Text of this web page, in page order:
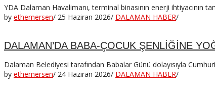
YDA Dalaman Havalimanı, terminal binasının enerji ihtiyacının
by ethemersen/ 25 Haziran 2026/ DALAMAN HABER/
DALAMAN’DA BABA-ÇOCUK ŞENLİĞİNE
Dalaman Belediyesi tarafından Babalar Günü dolayısıyla
by ethemersen/ 24 Haziran 2026/ DALAMAN HABER/